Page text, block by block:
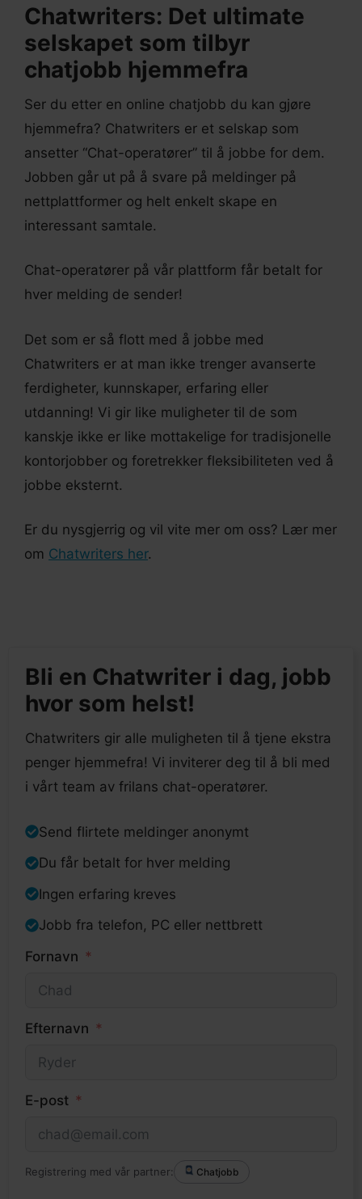
Chatwriters: Det ultimate
selskapet som tilbyr
chatjobb hjemmefra
Ser du etter en online chatjobb du kan gjøre
hjemmefra? Chatwriters er et selskap som
ansetter “Chat-operatører” til å jobbe for dem.
Jobben går ut på å svare på meldinger på
nettplattformer og helt enkelt skape en
interessant samtale.
Chat-operatører på vår plattform får betalt for
hver melding de sender!
Det som er så flott med å jobbe med
Chatwriters er at man ikke trenger avanserte
ferdigheter, kunnskaper, erfaring eller
utdanning! Vi gir like muligheter til de som
kanskje ikke er like mottakelige for tradisjonelle
kontorjobber og foretrekker fleksibiliteten ved å
jobbe eksternt.
Er du nysgjerrig og vil vite mer om oss? Lær mer
om Chatwriters her.
Bli en Chatwriter i dag, jobb
hvor som helst!
Chatwriters gir alle muligheten til å tjene ekstra
penger hjemmefra! Vi inviterer deg til å bli med
i vårt team av frilans chat-operatører.
Send flirtete meldinger anonymt
Du får betalt for hver melding
Ingen erfaring kreves
Jobb fra telefon, PC eller nettbrett
Fornavn
Efternavn
E-post
Registrering med vår partner: Chatjobb